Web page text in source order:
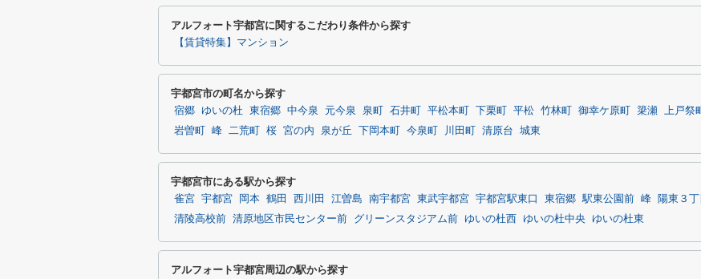
アルフォート宇都宮に関するこだわり条件から探す
【賃貸特集】マンション
宇都宮市の町名から探す
宿郷 ゆいの杜 東宿郷 中今泉 元今泉 泉町 石井町 平松本町 下栗町 平松 竹林町 御幸ケ原町 簗瀬 上戸祭町
岩曽町
峰 二荒町 桜 宮の内 泉が丘 下岡本町 今泉町 川田町 清原台 城東
宇都宮市にある駅から探す
雀宮 宇都宮 岡本 鶴田 西川田 江曽島 南宇都宮 東武宇都宮 宇都宮駅東口 東宿郷 駅東公園前 峰 陽東３丁
清陵高校前 清原地区市民センター前 グリーンスタジアム前 ゆいの杜西 ゆいの杜中央 ゆいの杜東
アルフォート宇都宮周辺の駅から探す